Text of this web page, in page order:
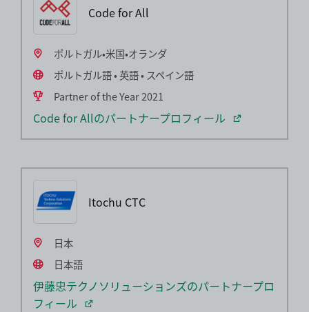
Code for All
ポルトガル•米国•オランダ
ポルトガル語 • 英語 • スペイン語
Partner of the Year 2021
Code for Allのパートナープロフィール
Itochu CTC
日本
日本語
伊藤忠テクノソリューションズのパートナープロ
フィール